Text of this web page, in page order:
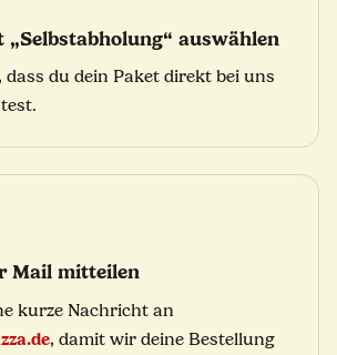
„Selbstabholung“ auswählen
dass du dein Paket direkt bei uns
Mail mitteilen
kurze Nachricht an
, damit wir deine Bestellung